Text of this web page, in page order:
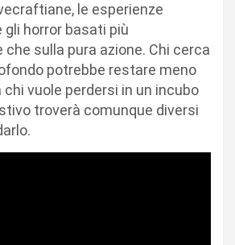
le esperienze
gli horror basati più
che sulla pura azione. Chi cerca
potrebbe restare meno
vuole perdersi in un incubo
troverà comunque diversi